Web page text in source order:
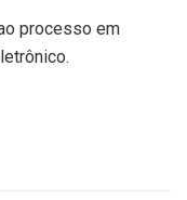
processo em